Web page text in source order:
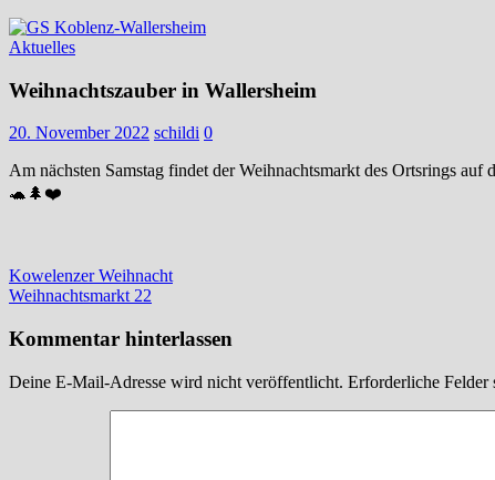
Aktuelles
Weihnachtszauber in Wallersheim
20. November 2022 schildi 0
Am nächsten Samstag findet der Weihnachtsmarkt des Ortsrings
🐢🌲❤️
Beitragsnavigation
Vorheriger
Beitrag:
Kowelenzer Weihnacht
Nächster
Weihnachtsmarkt 22
Kommentar hinterlassen
Deine E-Mail-Adresse wird nicht veröffentlicht. Erforderliche Felder